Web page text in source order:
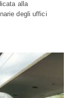
alla
degli uffici